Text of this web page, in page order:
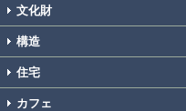
文化財
構造
住宅
カフェ